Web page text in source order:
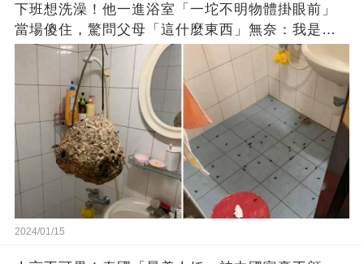
下班想洗澡！他一進浴室「一坨不明物體掛眼前」
當場傻住，驚問父母「這什麼東西」無奈：我是親
生的嗎？
2024/01/15